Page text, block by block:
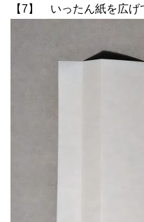
【7】 いったん紙を広げ